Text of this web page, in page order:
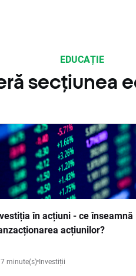
EDUCAȚIE
secțiunea
în acțiuni - ce înseamnă
acțiunilor?
7 minute(s) Investiții